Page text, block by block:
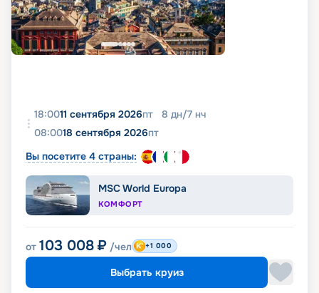
18:0011 сентября 2026пт 8 дн/7 нч
08:0018 сентября 2026пт
Вы посетите 4 страны:
MSC World Europa
КОМФОРТ
от 103 008 ₽ /чел +1 000
Выбрать круиз